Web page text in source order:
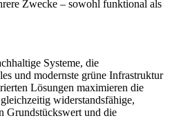
Zwecke – sowohl funktional als
Systeme, die
und modernste grüne Infrastruktur
Lösungen maximieren die
widerstandsfähige,
Grundstückswert und die